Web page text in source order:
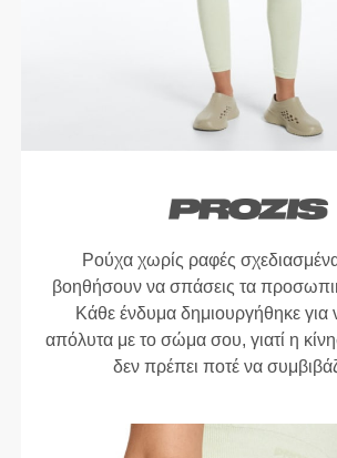
Ρούχα χωρίς ραφές
βοηθήσουν να σπάσεις τα
Κάθε ένδυμα δημιουργήθηκε για
απόλυτα με το σώμα σου, γιατί η
δεν πρέπει ποτέ να